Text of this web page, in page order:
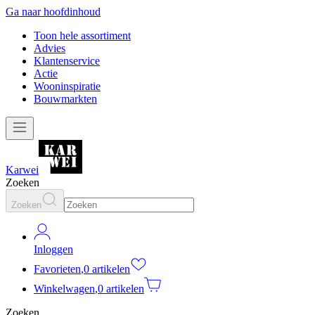
Ga naar hoofdinhoud
Toon hele assortiment
Advies
Klantenservice
Actie
Wooninspiratie
Bouwmarkten
Karwei
Zoeken
Zoeken
Inloggen
Favorieten,0 artikelen
Winkelwagen,0 artikelen
Zoeken